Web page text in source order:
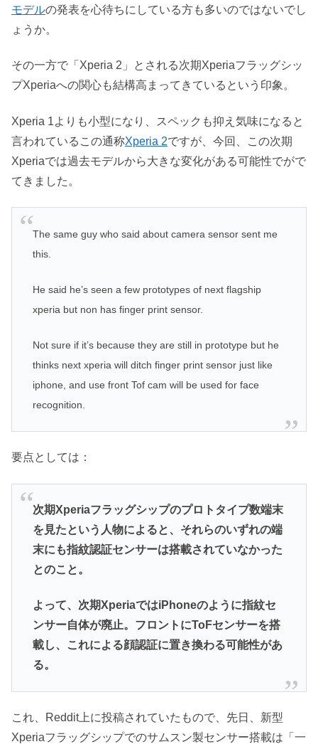
モデルの発表を心待ちにしている方も多いのではないでし
ょうか。
その一方で「Xperia 2」とされる次期Xperiaフラッグシッ
プXperiaへの関心も結構高まってきているという印象。
Xperia 1よりも小型になり、スペックも抑え気味になると
言われているこの通称Xperia 2ですが、今回、この次期
Xperiaでは過去モデルから大きな変化がある可能性でがで
てきました。
The same guy who said about camera sensor sent me
this.
He said he’s seen a few prototypes of next flagship
xperia but non has finger print sensor.
Not sure if it’s because they are still in prototype but he
thinks next xperia will ditch finger print sensor just like
iphone, and use front Tof cam will be used for face
recognition.
要点としては：
次期Xperiaフラッグシップのプロトタイプ数端末
を見たという人物によると、それらのいずれの端
末にも指紋認証センサーは搭載されていなかった
とのこと。
よって、次期XperiaではiPhoneのように指紋セ
ンサー自体が廃止。フロントにToFセンサーを搭
載し、これによる顔認証に置き換わる可能性があ
る。
これ、Reddit上に投稿されていたもので、先日、新型
Xperiaフラッグシップでのサムスン製センサー搭載は「一